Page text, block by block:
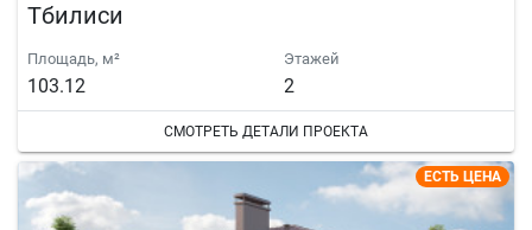
Тбилиси
Площадь, м²
103.12
Этажей
2
СМОТРЕТЬ ДЕТАЛИ ПРОЕКТА
ЕСТЬ ЦЕНА